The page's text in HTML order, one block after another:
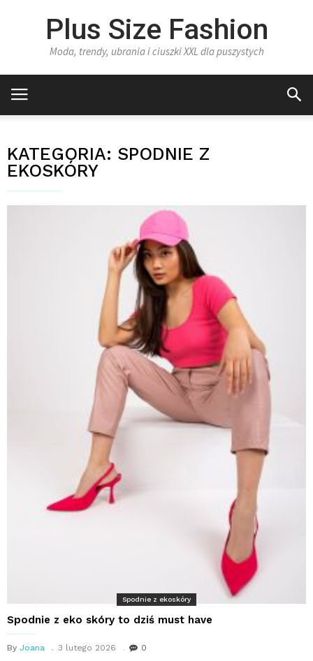
Plus Size Fashion
Moda, trendy, ubrania i ciuszki XXL dla puszystych
KATEGORIA: SPODNIE Z
EKOSKÓRY
Spodnie z ekoskóry
Spodnie z eko skóry to dziś must have
By Joana 3 lutego 2026 0